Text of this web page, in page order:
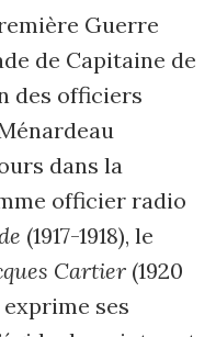
Guerre
de Capitaine de
des officiers
dans la
officier radio
(1917-1918), le
Cartier (1920
exprime ses